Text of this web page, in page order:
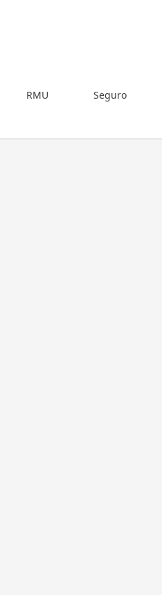
RMU Seguro